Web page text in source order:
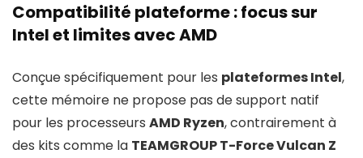
Compatibilité plateforme : focus sur
Intel et limites avec AMD
Conçue spécifiquement pour les plateformes Intel,
cette mémoire ne propose pas de support natif
pour les processeurs AMD Ryzen, contrairement à
des kits comme la TEAMGROUP T-Force Vulcan Z